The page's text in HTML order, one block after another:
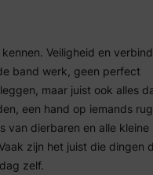
Veiligheid en
band werk, geen perfect
maar juist ook alles
een hand op iemands rug,
van dierbaren en alle kleine
zijn het juist die dingen
zelf.